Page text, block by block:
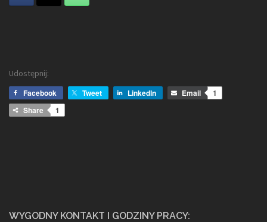
Udostępnij:
Facebook
Tweet LinkedIn Email
1
Share
1
WYGODNY KONTAKT I GODZINY PRACY: